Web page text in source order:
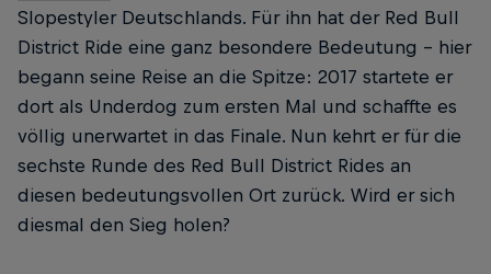
Slopestyler Deutschlands. Für ihn hat der Red Bull
District Ride eine ganz besondere Bedeutung – hier
begann seine Reise an die Spitze: 2017 startete er
dort als Underdog zum ersten Mal und schaffte es
völlig unerwartet in das Finale. Nun kehrt er für die
sechste Runde des Red Bull District Rides an
diesen bedeutungsvollen Ort zurück. Wird er sich
diesmal den Sieg holen?